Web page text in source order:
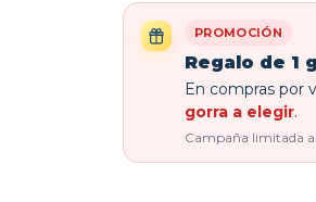
PROMOCIÓN
Regalo de 1
En compras por
gorra a elegir.
Campaña limitada